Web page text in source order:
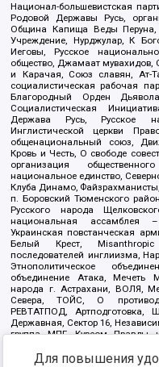
Национал-большевистская
Родовой Державы Русь,
Община Капища Веды Перуна,
Учреждение, Нурджулар, К
Иеговы, Русское
общество, Джамаат
и Карачая, Союз славян, Ат-
социалистическая рабочая
Благородный Орден
Социалистическая
Держава Русь, Русское
Инглистической церкви
общенациональный союз,
Кровь и Честь, О свободе
организация
национальное единство,
Клуба Динамо,
п. Боровский Тюменского
Русского народа
национальная ассамблея
Украинская повстанческая
Белый Крест,
последователей инглиизма,
Этнополитическое
объединение Атака, Мечеть
народа г. Астрахани, ВОЛЯ,
Севера, ТОЙС, О
РЕВТАТПОД,
Державная, Сектор 16,
группа МПГ, Курсом Правды
Благотворительный
Для повышения